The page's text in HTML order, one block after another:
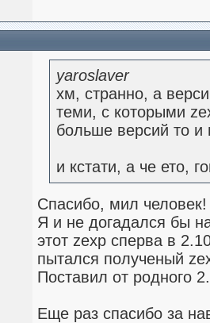
yaroslaver
хм, странно, а
теми, с которыми
больше версий то и
и кстати, а че ето,
Спасибо, мил человек!
Я и не догадался бы
этот zexp сперва в
пытался полученый
Поставил от родного
Еще раз спасибо за